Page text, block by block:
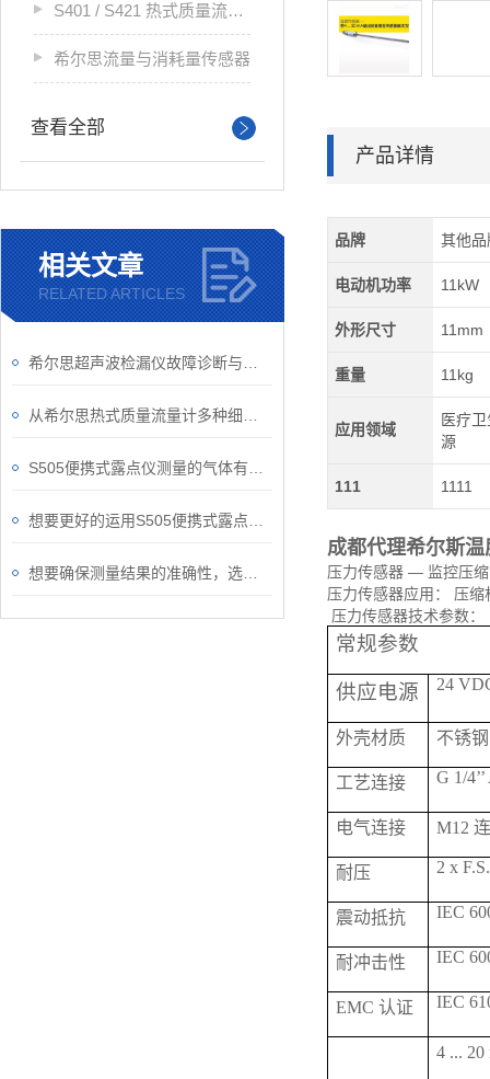
S401 / S421 热式质量流量传感器
希尔思流量与消耗量传感器
查看全部
相关文章
RELATED ARTICLES
产品详情
品牌 其他品
电动机功率 11kW
外形尺寸 11mm
重量 11kg
应用领域
医疗
源
111 1111
成都代理希尔斯
压力传感器 — 监控压
压力传感器应用： 压
压力传感器技术参数：
常规参数
供应电源 24
外壳材质 不锈钢
工艺连接 G 1/
电气连接 M12
耐压 2 x F.S.
震动抵抗 IEC
耐冲击性 IEC
EMC 认证 IEC
4 ...